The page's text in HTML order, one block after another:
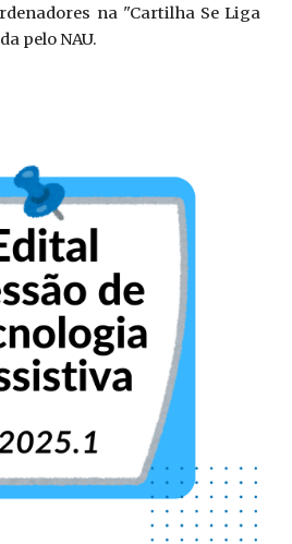
na "Cartilha Se Liga
pelo NAU.